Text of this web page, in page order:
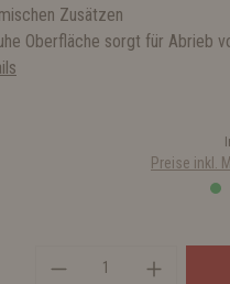
Zusätzen
Oberfläche sorgt für Abrieb
Preise inkl.